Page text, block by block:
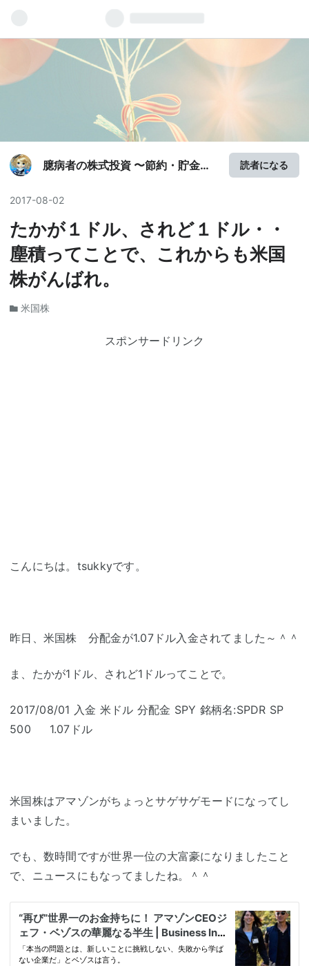
臆病者の株式投資 〜節約・貯金・
読者になる
2017-08-02
たかが１ドル、されど１ドル・・
塵積ってことで、これからも米国
株がんばれ。
米国株
スポンサードリンク
こんにちは。tsukkyです。
昨日、米国株 分配金が1.07ドル入金されてました～＾＾
ま、たかが1ドル、されど1ドルってことで。
2017/08/01 入金 米ドル 分配金 SPY 銘柄名:SPDR SP
500 1.07ドル
米国株はアマゾンがちょっとサゲサゲモードになってし
まいました。
でも、数時間ですが世界一位の大富豪になりましたこと
で、ニュースにもなってましたね。＾＾